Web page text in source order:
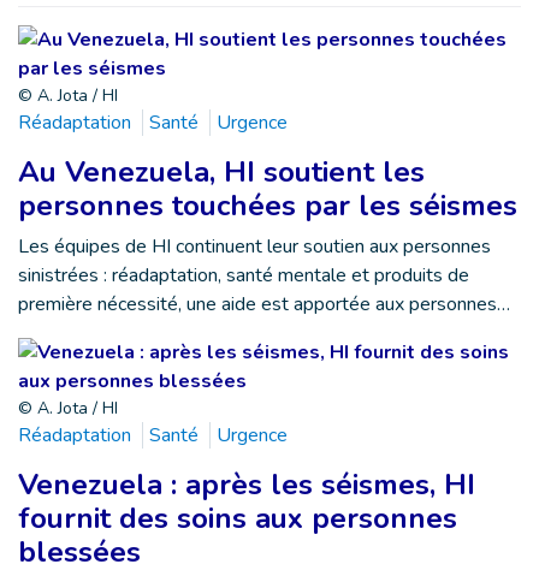
© A. Jota / HI
Réadaptation Santé Urgence
Au Venezuela, HI soutient les
personnes touchées par les séismes
Les équipes de HI continuent leur soutien aux personnes
sinistrées : réadaptation, santé mentale et produits de
première nécessité, une aide est apportée aux personnes…
© A. Jota / HI
Réadaptation Santé Urgence
Venezuela : après les séismes, HI
fournit des soins aux personnes
blessées